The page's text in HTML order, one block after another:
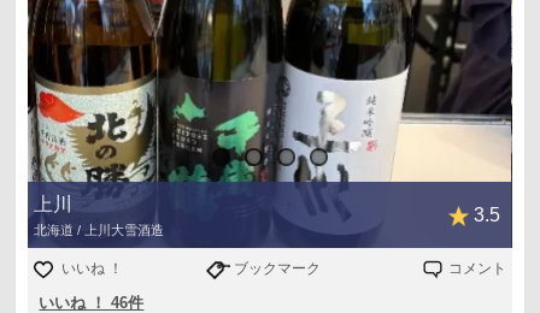
上川
北海道 / 上川大雪酒造
3.5
いいね ！ ブックマーク コメント
いいね ！ 46件